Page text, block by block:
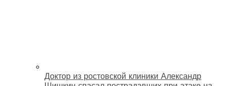
Доктор из ростовской клиники Александр